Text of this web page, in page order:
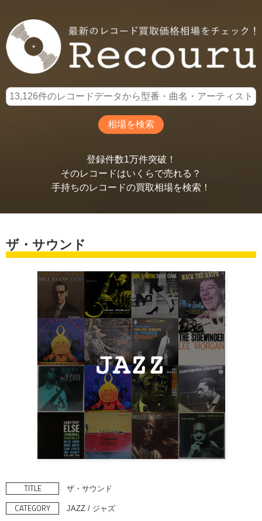
登録件数1万件突破！
そのレコードはいくらで売れる？
手持ちのレコードの買取相場を検索！
ザ・サウンド
TITLE ザ・サウンド
CATEGORY JAZZ / ジャズ